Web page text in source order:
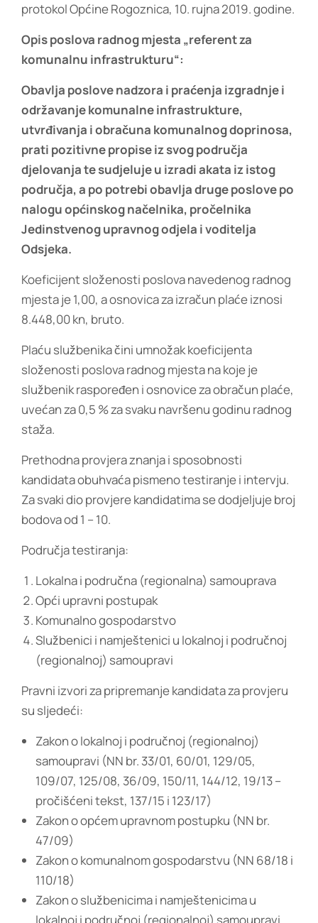
protokol Općine Rogoznica, 10. rujna 2019. godine.
Opis poslova radnog mjesta „referent za
komunalnu infrastrukturu“:
Obavlja poslove nadzora i praćenja izgradnje i
održavanje komunalne infrastrukture,
utvrđivanja i obračuna komunalnog doprinosa,
prati pozitivne propise iz svog područja
djelovanja te sudjeluje u izradi akata iz istog
područja, a po potrebi obavlja druge poslove po
nalogu općinskog načelnika, pročelnika
Jedinstvenog upravnog odjela i voditelja
Odsjeka.
Koeficijent složenosti poslova navedenog radnog
mjesta je 1,00, a osnovica za izračun plaće iznosi
8.448,00 kn, bruto.
Plaću službenika čini umnožak koeficijenta
složenosti poslova radnog mjesta na koje je
službenik raspoređen i osnovice za obračun plaće,
uvećan za 0,5 % za svaku navršenu godinu radnog
staža.
Prethodna provjera znanja i sposobnosti
kandidata obuhvaća pismeno testiranje i intervju.
Za svaki dio provjere kandidatima se dodjeljuje broj
bodova od 1 – 10.
Područja testiranja:
Lokalna i područna (regionalna) samouprava
Opći upravni postupak
Komunalno gospodarstvo
Službenici i namještenici u lokalnoj i područnoj
(regionalnoj) samoupravi
Pravni izvori za pripremanje kandidata za provjeru
su sljedeći:
Zakon o lokalnoj i područnoj (regionalnoj)
samoupravi (NN br. 33/01, 60/01, 129/05,
109/07, 125/08, 36/09, 150/11, 144/12, 19/13 –
pročišćeni tekst, 137/15 i 123/17)
Zakon o općem upravnom postupku (NN br.
47/09)
Zakon o komunalnom gospodarstvu (NN 68/18 i
110/18)
Zakon o službenicima i namještenicima u